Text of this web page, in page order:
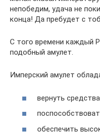
непобедим, удача не
конца! Да пребудет с
С того времени каждый
подобный амулет.
Имперский амулет
вернуть
обеспечить